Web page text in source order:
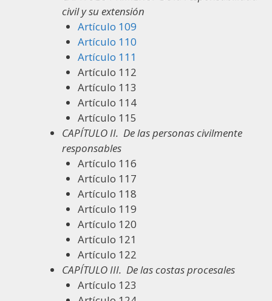
civil y su extensión
Artículo 109
Artículo 110
Artículo 111
Artículo 112
Artículo 113
Artículo 114
Artículo 115
CAPÍTULO II. De las personas civilmente
responsables
Artículo 116
Artículo 117
Artículo 118
Artículo 119
Artículo 120
Artículo 121
Artículo 122
CAPÍTULO III. De las costas procesales
Artículo 123